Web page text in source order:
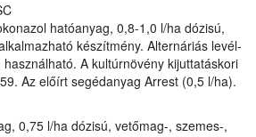
hatóanyag, 0,8-1,0 l/ha dózisú,
készítmény. Alternáriás levél-
A kultúrnövény kijuttatáskori
Az előírt segédanyag Arrest (0,5 l/ha).
0,75 l/ha dózisú, vetőmag-, szemes-,